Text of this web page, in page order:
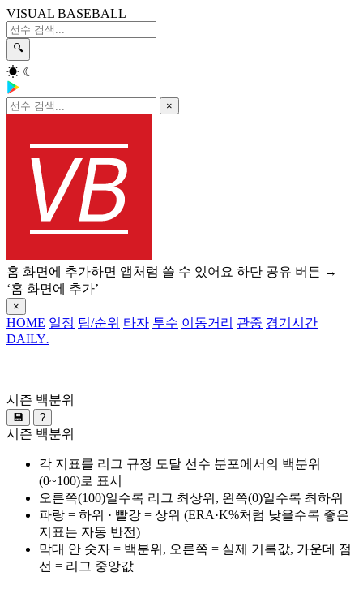
VISUAL BASEBALL
🔍
☀ ☾
×
홈 화면에 추가하면 앱처럼 쓸 수 있어요 하단 공유 버튼 →
‘홈 화면에 추가’
×
HOME 일정 팀/순위 타자 투수 이동거리 관중 경기시간
DAILY.
시즌 백분위
💾 ?
시즌 백분위
각 지표를 리그 규정 도달 선수 분포에서의 백분위
(0~100)로 표시
오른쪽(100)일수록 리그 최상위, 왼쪽(0)일수록 최하위
파랑 = 하위 · 빨강 = 상위 (ERA·K%처럼 낮을수록 좋은
지표는 자동 반전)
막대 안 숫자 = 백분위, 오른쪽 = 실제 기록값, 가운데 점
선 = 리그 중앙값